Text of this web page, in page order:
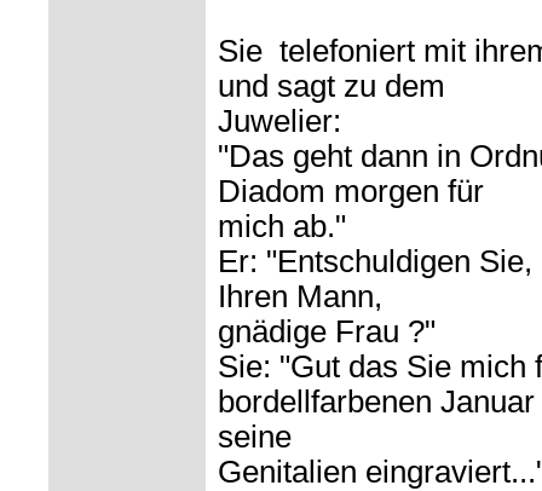
Sie telefoniert mit
und sagt zu dem
Juwelier:
"Das geht dann in
Diadom morgen für
mich ab."
Er: "Entschuldigen
Ihren Mann,
gnädige Frau ?"
Sie: "Gut das Sie mich
bordellfarbenen
seine
Genitalien